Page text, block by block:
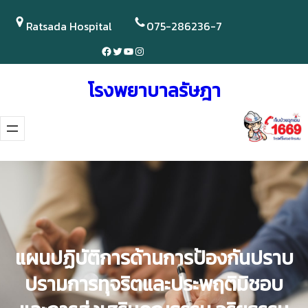
Ratsada Hospital
075-286236-7
Facebook
Twitter
YouTube
Instagram
โรงพยาบาลรัษฎา
แผนปฏิบัติการด้านการป้องกันปราบ
ปรามการทุจริตและประพฤติมิชอบ